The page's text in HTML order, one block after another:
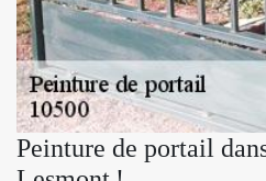
Peinture de portail